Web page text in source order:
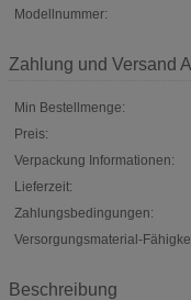
Modellnummer:
Zahlung und Versand
Min Bestellmenge:
Preis:
Verpackung Informationen:
Lieferzeit:
Zahlungsbedingungen:
Versorgungsmaterial-
Beschreibung